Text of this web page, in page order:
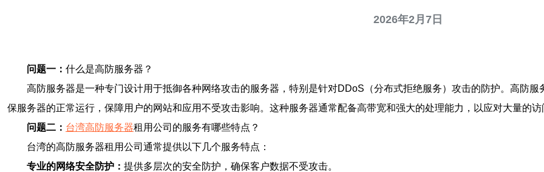
2026年2月7日
问题一： 什么是高防服务器？
高防服务器是一种专门设计用于抵御各种网络攻击的服务器，特别是针对DDoS（分布式拒绝服务）攻击的防护。高防
保服务器的正常运行，保障用户的网站和应用不受攻击影响。这种服务器通常配备高带宽和强大的处理能力，以应对大量的访
问题二： 台湾高防服务器租用公司的服务有哪些特点？
台湾的高防服务器租用公司通常提供以下几个服务特点：
专业的网络安全防护： 提供多层次的安全防护，确保客户数据不受攻击。